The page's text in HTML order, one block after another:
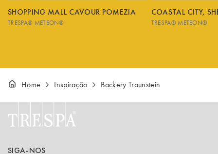
SHOPPING MALL CAVOUR POMEZIA
TRESPA® METEON®
COASTAL CITY,
TRESPA® METEON®
Home Inspiração Backery Traunstein
SIGA-NOS